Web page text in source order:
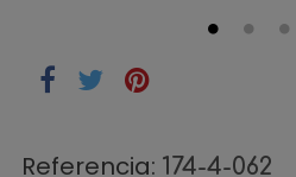
Referencia: 174-4-062